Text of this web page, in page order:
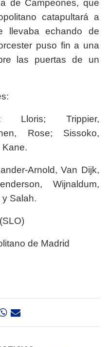
de Campeones, que
catapultará a
llevaba echando de
puso fin a una
las puertas de un
Lloris; Trippier,
Rose; Sissoko,
Kane.
Arnold, Van Dijk,
Wijnaldum,
Salah.
de Madrid